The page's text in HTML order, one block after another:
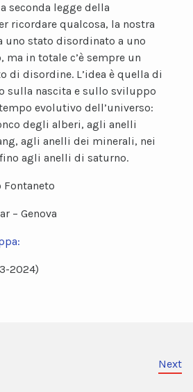
seconda legge della
ricordare qualcosa, la nostra
uno stato disordinato a uno
in totale c’è sempre un
di disordine. L’idea è quella di
sulla nascita e sullo sviluppo
evolutivo dell’universo:
degli alberi, agli anelli
agli anelli dei minerali, nei
agli anelli di saturno.
Fontaneto
– Genova
2024)
Next